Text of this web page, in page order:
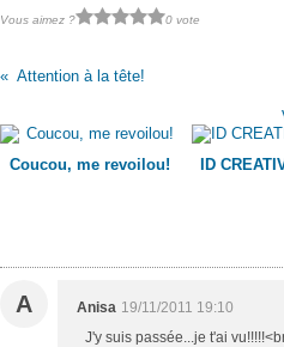
Vous aimez ? 0 vote
Attention à la tête!
Coucou, me revoilou!
ID
A Anisa 19/11/2011 19:10
J'y suis passée...je t'ai